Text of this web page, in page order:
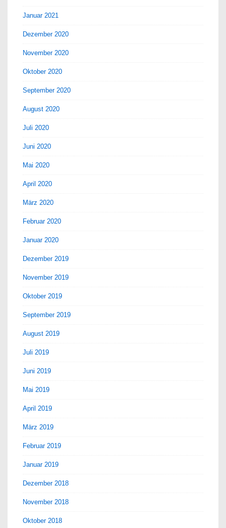
Januar 2021
Dezember 2020
November 2020
Oktober 2020
September 2020
August 2020
Juli 2020
Juni 2020
Mai 2020
April 2020
März 2020
Februar 2020
Januar 2020
Dezember 2019
November 2019
Oktober 2019
September 2019
August 2019
Juli 2019
Juni 2019
Mai 2019
April 2019
März 2019
Februar 2019
Januar 2019
Dezember 2018
November 2018
Oktober 2018